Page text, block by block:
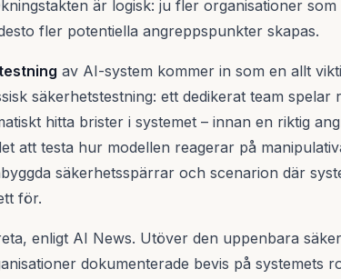
är logisk: ju fler organisationer
fler potentiella angreppspunkter skapas.
av AI-system kommer in som en allt
säkerhetstestning: ett dedikerat team spelar
hitta brister i systemet – innan en riktig
att testa hur modellen reagerar på
säkerhetsspärrar och scenarion där
för.
enligt AI News. Utöver den uppenbara
dokumenterade bevis på systemets